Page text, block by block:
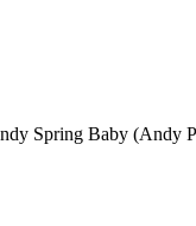
Spring Baby (Andy